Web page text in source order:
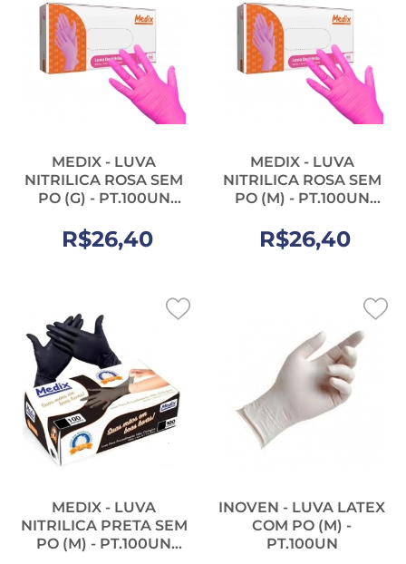
MEDIX - LUVA
NITRILICA ROSA SEM
PO (G) - PT.100UN
R$26,40
MEDIX - LUVA
NITRILICA ROSA SEM
PO (M) - PT.100UN
R$26,40
MEDIX - LUVA
NITRILICA PRETA SEM
PO (M) - PT.100UN
INOVEN - LUVA LATEX
COM PO (M) -
PT.100UN